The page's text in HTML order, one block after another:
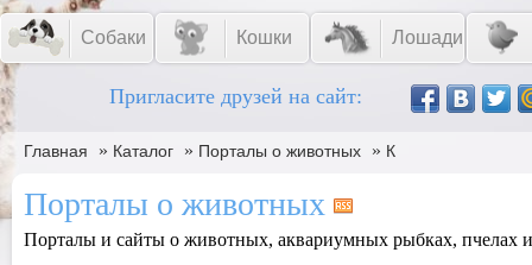
Собаки Кошки Лошади
Пригласите друзей на сайт:
Главная » Каталог » Порталы о животных » К
Порталы о животных
Порталы и сайты о животных, аквариумных рыбках, пчелах